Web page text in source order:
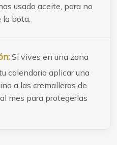
usado aceite, para no
bota.
Si vives en una zona
calendario aplicar una
a las cremalleras de
mes para protegerlas